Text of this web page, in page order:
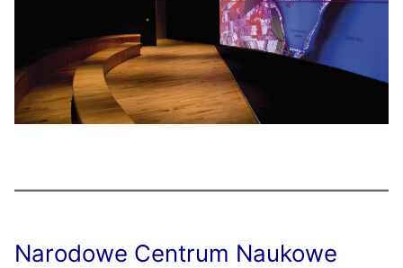
Narodowe Centrum Naukowe